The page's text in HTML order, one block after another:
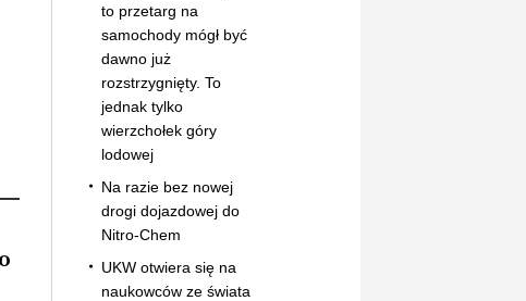
to przetarg na
samochody mógł być
dawno już
rozstrzygnięty. To
jednak tylko
wierzchołek góry
lodowej
Na razie bez nowej
drogi dojazdowej do
Nitro-Chem
UKW otwiera się na
naukowców ze świata